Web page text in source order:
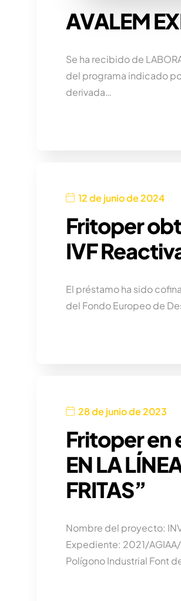
AVALEM
Se ha recibido de
del programa indicado
derivada…
12 de junio de 2024
Fritoper
IVF
El préstamo ha sido
del Fondo Europeo de
28 de junio de 2023
Fritoper en
EN LA
FRITAS”
Nombre del proyecto:
Expediente: 2021/
Polígono Industrial Font